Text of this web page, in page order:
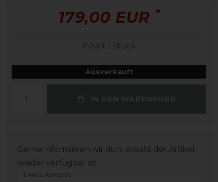
179,00 EUR *
Inhalt 1 Stück
Ausverkauft
IN DEN WARENKORB
Gerne informieren wir dich, sobald der Artikel
wieder verfügbar ist.
E-MAIL-ADRESSE